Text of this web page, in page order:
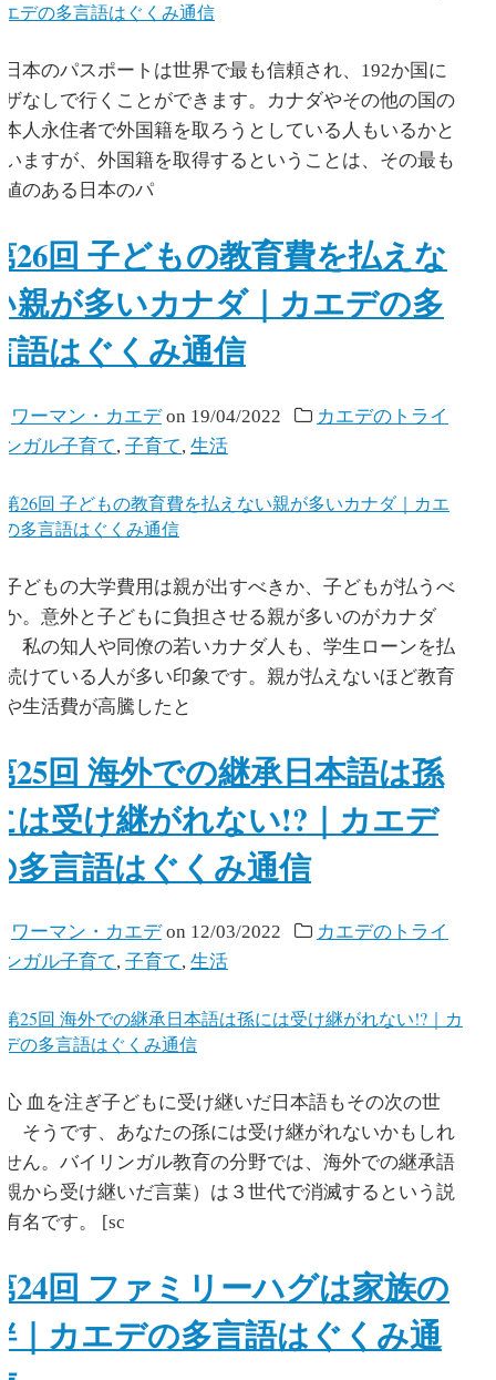
本のパスポートは世界で最も信頼され、192か国に
なしで行くことができます。カナダやその他の国の
人永住者で外国籍を取ろうとしている人もいるかと
ますが、外国籍を取得するということは、その最も
のある日本のパ
26回 子どもの教育費を払えな
親が多いカナダ｜カエデの多
語はぐくみ通信
ワーマン・カエデon 19/04/2022
カエデのトライ
ガル子育て, 子育て, 生活
どもの大学費用は親が出すべきか、子どもが払うべ
。意外と子どもに負担させる親が多いのがカナダ
私の知人や同僚の若いカナダ人も、学生ローンを払
けている人が多い印象です。親が払えないほど教育
生活費が高騰したと
25回 海外での継承日本語は孫
は受け継がれない!?｜カエデ
多言語はぐくみ通信
ワーマン・カエデon 12/03/2022
カエデのトライ
ガル子育て, 子育て, 生活
血を注ぎ子どもに受け継いだ日本語もその次の世
そうです、あなたの孫には受け継がれないかもしれ
ん。バイリンガル教育の分野では、海外での継承語
から受け継いだ言葉）は３世代で消滅するという説
名です。 [sc
24回 ファミリーハグは家族の
｜カエデの多言語はぐくみ通